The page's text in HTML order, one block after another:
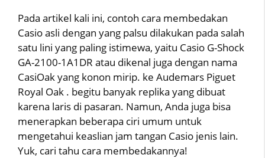
Pada artikel kali ini, contoh cara membedakan
Casio asli dengan yang palsu dilakukan pada salah
satu lini yang paling istimewa, yaitu Casio G-Shock
GA-2100-1A1DR atau dikenal juga dengan nama
CasiOak yang konon mirip. ke Audemars Piguet
Royal Oak . begitu banyak replika yang dibuat
karena laris di pasaran. Namun, Anda juga bisa
menerapkan beberapa ciri umum untuk
mengetahui keaslian jam tangan Casio jenis lain.
Yuk, cari tahu cara membedakannya!